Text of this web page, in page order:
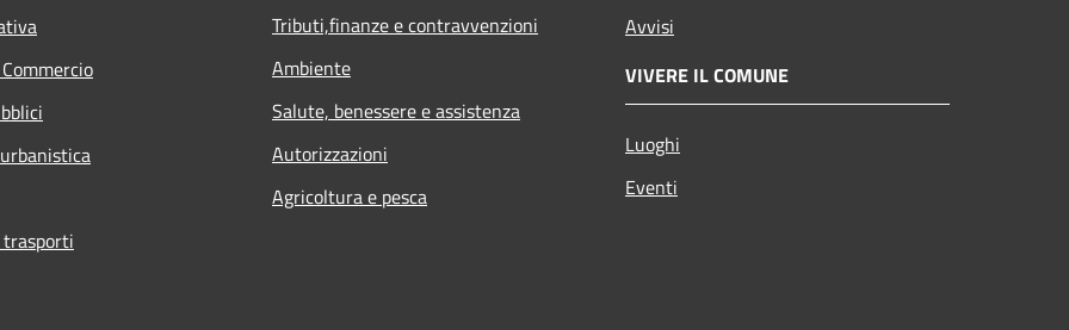
Tributi,finanze e contravvenzioni
Ambiente
Salute, benessere e assistenza
Autorizzazioni
Agricoltura e pesca
Avvisi
VIVERE IL COMUNE
Luoghi
Eventi